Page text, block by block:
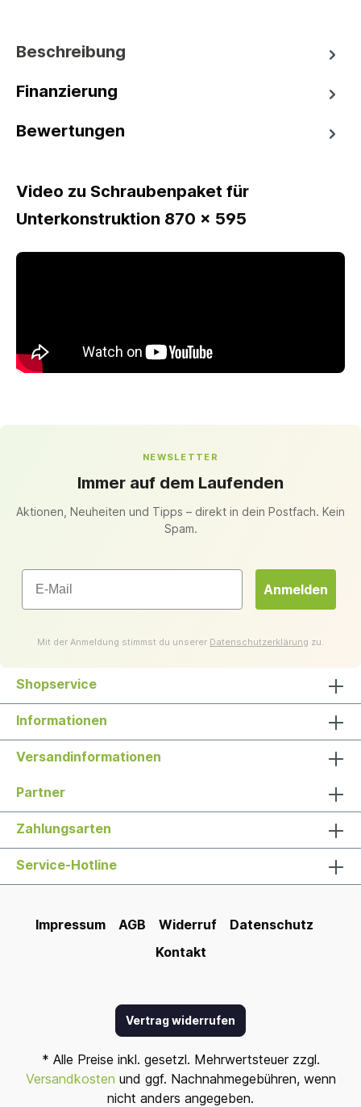
Beschreibung
Finanzierung
Bewertungen
Video zu Schraubenpaket für
Unterkonstruktion 870 x 595
NEWSLETTER
Immer auf dem Laufenden
Aktionen, Neuheiten und Tipps – direkt in dein Postfach. Kein
Spam.
Email
Anmelden
Mit der Anmeldung stimmst du unserer Datenschutzerklärung zu.
Shopservice
Informationen
Versandinformationen
Partner
Zahlungsarten
Service-Hotline
Impressum AGB Widerruf
Datenschutz
Kontakt
Vertrag widerrufen
* Alle Preise inkl. gesetzl. Mehrwertsteuer zzgl.
Versandkosten und ggf. Nachnahmegebühren, wenn
nicht anders angegeben.